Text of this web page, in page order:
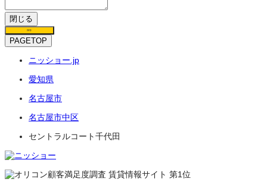
閉じる
保存
PAGETOP
ニッショー.jp
愛知県
名古屋市
名古屋市中区
セントラルコート千代田